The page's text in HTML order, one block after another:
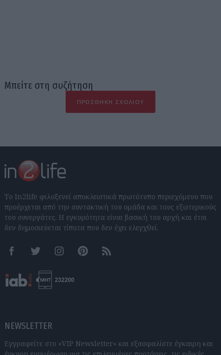
Μπείτε στη συζήτηση
ΠΡΟΣΘΉΚΗ ΣΧΟΛΊΟΥ
Το In2life φιλοξενεί αποκλειστικά πρωτότυπο περιεχόμενο που
προέρχεται από την συντακτική του ομάδα και τους εξωτερικούς
του συνεργάτες. Η εγκυρότητα είναι βασική του αρχή και έτσι
δεν δημοσιεύεται τίποτα που δεν έχει ελεγχθεί.
FacebookTwitter InstagramPinterestRSS feeds
NEWSLETTER
Εγγραφείτε στο «VIP Newsletter» και εξασφαλίστε έγκαιρη και